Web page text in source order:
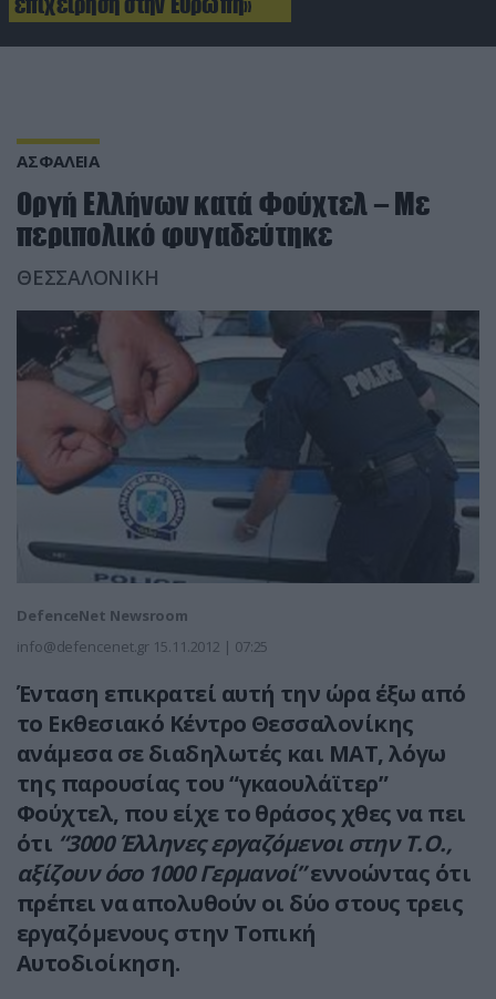
ΑΣΦΑΛΕΙΑ
Οργή Ελλήνων κατά Φούχτελ – Με
περιπολικό φυγαδεύτηκε
ΘΕΣΣΑΛΟΝΙΚΗ
DefenceNet Newsroom
info@defencenet.gr 15.11.2012 | 07:25
Ένταση επικρατεί αυτή την ώρα έξω από
το Εκθεσιακό Κέντρο Θεσσαλονίκης
ανάμεσα σε διαδηλωτές και ΜΑΤ, λόγω
της παρουσίας του “γκαουλάϊτερ”
Φούχτελ, που είχε το θράσος χθες να πει
ότι “3000 Έλληνες εργαζόμενοι στην Τ.Ο.,
αξίζουν όσο 1000 Γερμανοί”εννοώντας ότι
πρέπει να απολυθούν οι δύο στους τρεις
εργαζόμενους στην Τοπική
Αυτοδιοίκηση.